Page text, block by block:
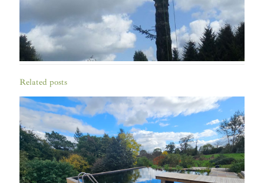
Related posts